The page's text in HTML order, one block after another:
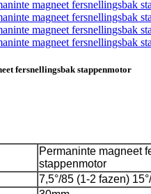
fersnellingsbak stappenmotor
Permaninte magneet
stappenmotor
7,5°/85 (1-2 fazen)